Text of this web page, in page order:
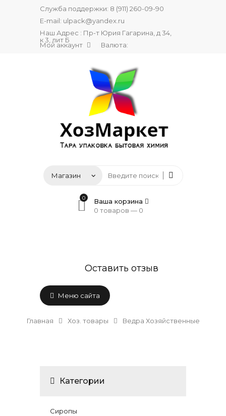
Служба поддержки: 8 (911) 260-09-90
E-mail: ulpack@yandex.ru
Наш Адрес : Пр-т Юрия Гагарина, д 34,
к 3, лит Б
Мой аккаунт Валюта:
0
Ваша корзина
0 товаров — 0
Оставить отзыв
Меню сайта
Главная Хоз. товары Ведра Хозяйственные
Категории
Сиропы